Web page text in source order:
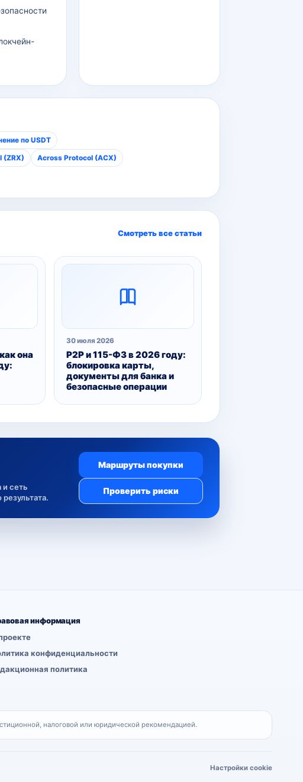
по USDT
(ZRX) Across Protocol (ACX)
Смотреть все статьи
она
30 июля 2026
P2P и 115-ФЗ в 2026 году:
блокировка карты,
документы для банка и
безопасные операции
и сеть
Маршруты покупки
Проверить риски
информация
конфиденциальности
политика
налоговой или юридической рекомендацией.
Настройки cookie